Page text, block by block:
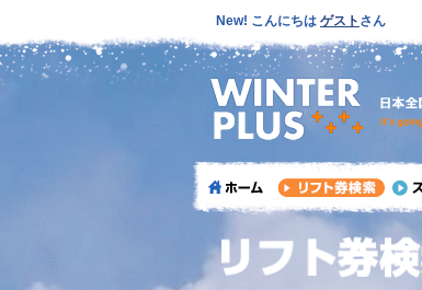
New! こんにちは ゲスト さん